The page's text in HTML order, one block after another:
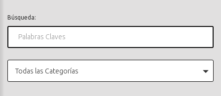
Búsqueda:
Todas las Categorías